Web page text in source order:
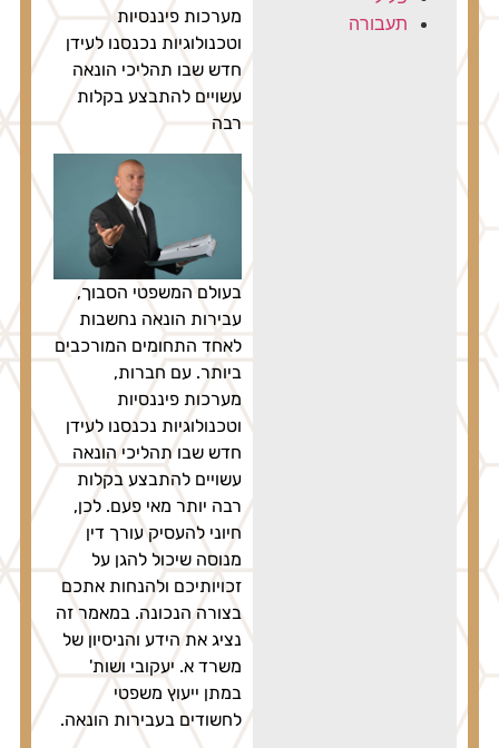
תעבורה
מערכות פיננסיות
וטכנולוגיות נכנסנו לעידן
חדש שבו תהליכי הונאה
עשויים להתבצע בקלות
בעולם המשפטי הסבוך,
עבירות הונאה נחשבות
לאחד התחומים המורכבים
ביותר. עם חברות,
מערכות פיננסיות
וטכנולוגיות נכנסנו לעידן
חדש שבו תהליכי הונאה
עשויים להתבצע בקלות
רבה יותר מאי פעם. לכן,
חיוני להעסיק עורך דין
מנוסה שיכול להגן על
זכויותיכם ולהנחות אתכם
בצורה הנכונה. במאמר זה
נציג את הידע והניסיון של
משרד א. יעקובי ושות'
במתן ייעוץ משפטי
לחשודים בעבירות הונאה.